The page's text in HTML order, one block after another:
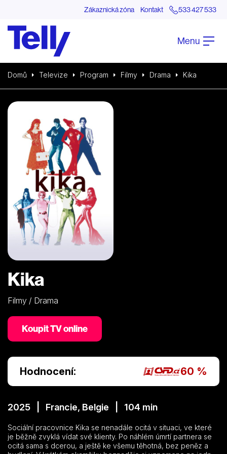
Zákaznická zóna Kontakt 533 427 533
Menu
Domů Televize Program Filmy Drama Kika
Kika
Filmy / Drama
Koupit TV online
Hodnocení: 60 %
2025 | Francie, Belgie | 104 min
Sociální pracovnice Kika se nenadále ocitá v situaci, ve které
je běžně zvyklá vídat své klienty. Po náhlém úmrtí partnera se
ocitá sama s dcerou, a ještě ke všemu těhotná, bez peněz a